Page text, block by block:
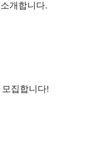
개합니다.
집합니다!